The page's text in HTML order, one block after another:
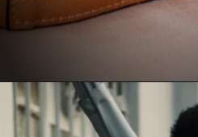
Opening